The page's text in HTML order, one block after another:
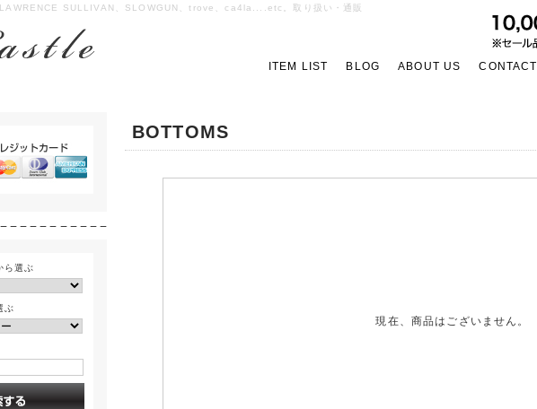
SULLIVAN、SLOWGUN、trove、ca4la....etc。取り扱い・通販
ITEM LIST BLOG ABOUT US CONTACT
ら選ぶ
ぶ
BOTTOMS
現在、商品はございません。